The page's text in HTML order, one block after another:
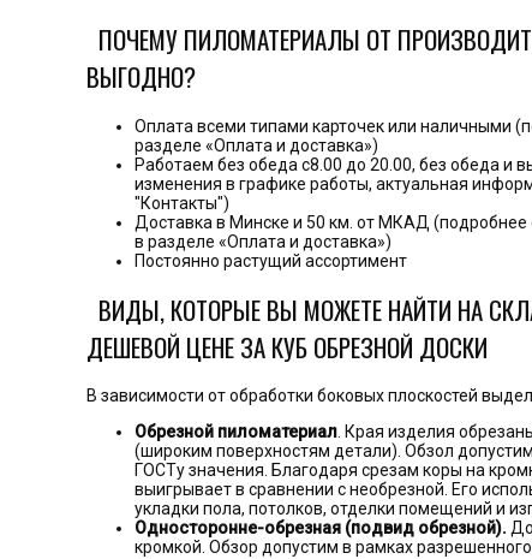
ПОЧЕМУ ПИЛОМАТЕРИАЛЫ ОТ
ВЫГОДНО?
Оплата всеми типами карточек или наличными
разделе «Оплата и доставка»)
Работаем без обеда с8.00 до 20.00, без обеда и
изменения в графике работы, актуальная
"Контакты")
Доставка в Минске и 50 км. от МКАД (подробнее
в разделе «Оплата и доставка»)
Постоянно растущий ассортимент
ВИДЫ, КОТОРЫЕ ВЫ МОЖЕТЕ НАЙТИ НА
ДЕШЕВОЙ ЦЕНЕ ЗА КУБ ОБРЕЗНОЙ ДОСКИ
В зависимости от обработки боковых плоскостей
Обрезной пиломатериал. Края изделия
(широким поверхностям детали). Обзол
ГОСТу значения. Благодаря срезам коры на
выигрывает в сравнении с необрезной. Его
укладки пола, потолков, отделки помещений и
Односторонне-обрезная (подвид обрезной).
кромкой. Обзор допустим в рамках